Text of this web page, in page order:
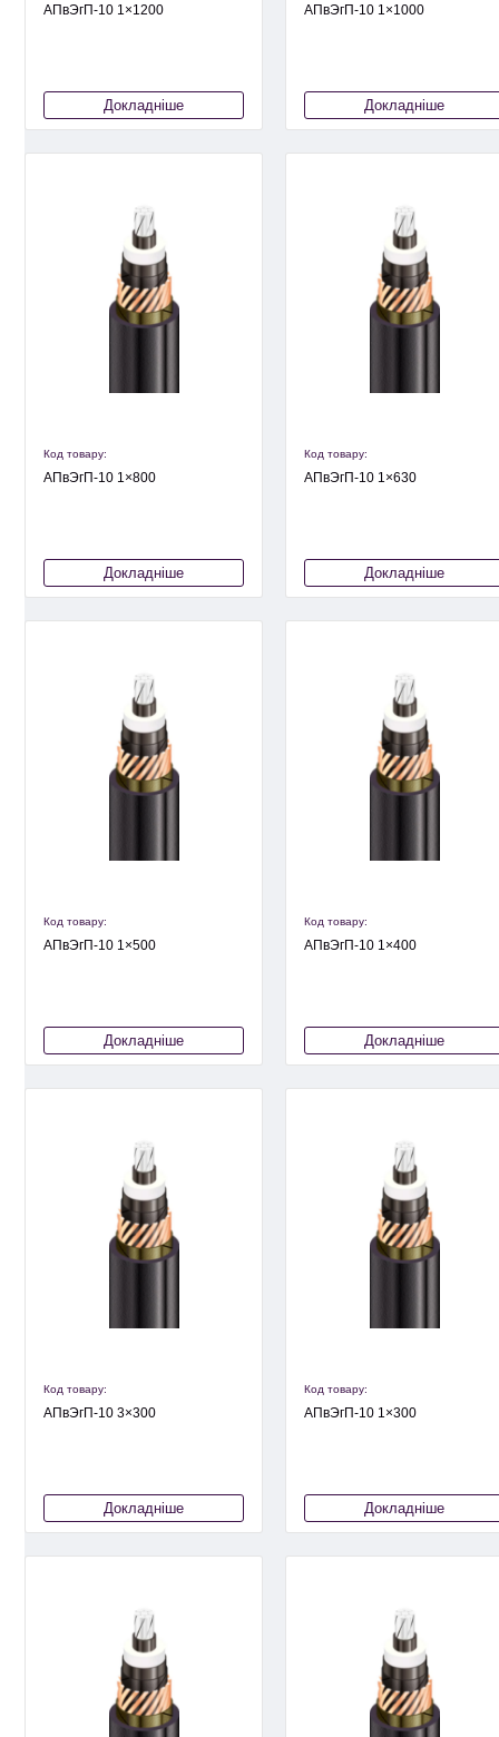
АПвЭгП-10 1×1200
Докладніше
АПвЭгП-10 1×1000
Докладніше
Код товару:
АПвЭгП-10 1×800
Докладніше
Код товару:
АПвЭгП-10 1×630
Докладніше
Код товару:
АПвЭгП-10 1×500
Докладніше
Код товару:
АПвЭгП-10 1×400
Докладніше
Код товару:
АПвЭгП-10 3×300
Докладніше
Код товару:
АПвЭгП-10 1×300
Докладніше